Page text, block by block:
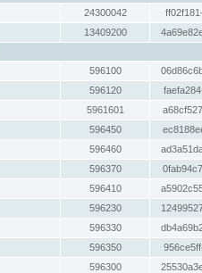
24300042
13409200
596100
596120
5961601
596450
596460
596370
596410
596230
596330
596350
596300